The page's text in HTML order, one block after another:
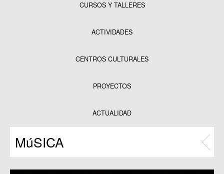
CURSOS Y TALLERES
ACTIVIDADES
CENTROS CULTURALES
PROYECTOS
Programas
ACTUALIDAD
MúSICA